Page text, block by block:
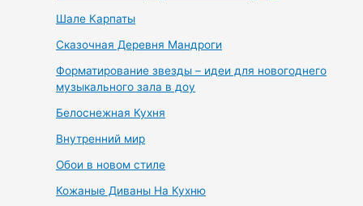
Шале Карпаты
Сказочная Деревня Мандроги
Форматирование звезды – идеи для новогоднего
музыкального зала в доу
Белоснежная Кухня
Внутренний мир
Обои в новом стиле
Кожаные Диваны На Кухню